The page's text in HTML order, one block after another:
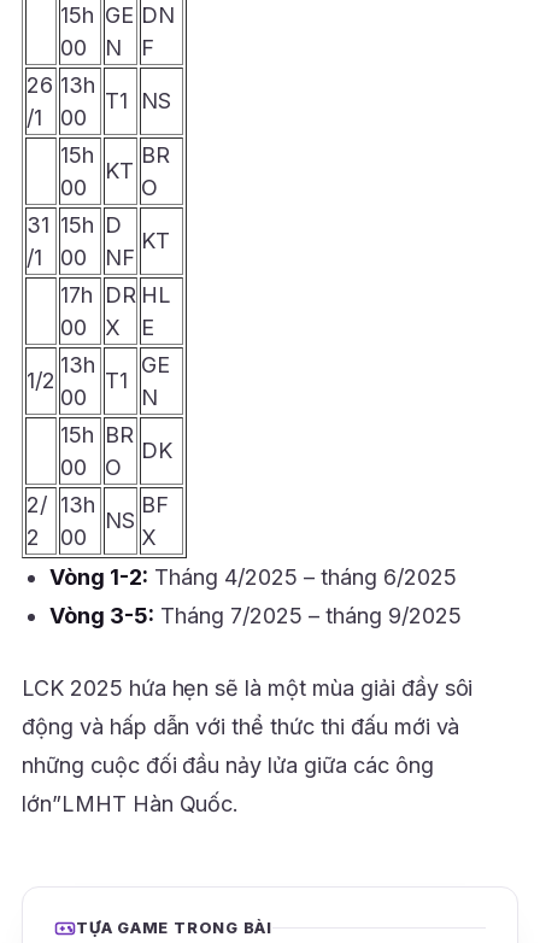
15h
00
GE
N
DN
F
26
/1
13h
00
T1 NS
15h
00
KT
BR
O
31
/1
15h
00
D
NF
KT
17h
00
DR
X
HL
E
1/2
13h
00
T1
GE
N
15h
00
BR
O
DK
2/
2
13h
00
NS
BF
X
Vòng 1-2: Tháng 4/2025 – tháng 6/2025
Vòng 3-5: Tháng 7/2025 – tháng 9/2025
LCK 2025 hứa hẹn sẽ là một mùa giải đầy sôi
động và hấp dẫn với thể thức thi đấu mới và
những cuộc đối đầu nảy lửa giữa các ông
lớn”LMHT Hàn Quốc.
TỰA GAME TRONG BÀI